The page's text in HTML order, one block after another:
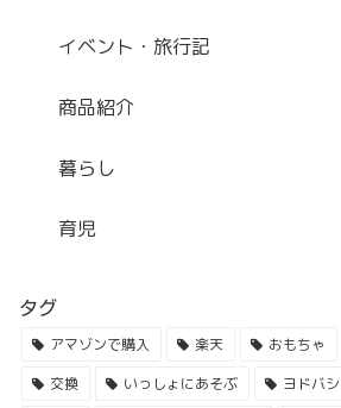
イベント・旅行記
商品紹介
暮らし
育児
タグ
アマゾンで購入 楽天 おもちゃ
交換
いっしょにあそぶ ヨドバシ